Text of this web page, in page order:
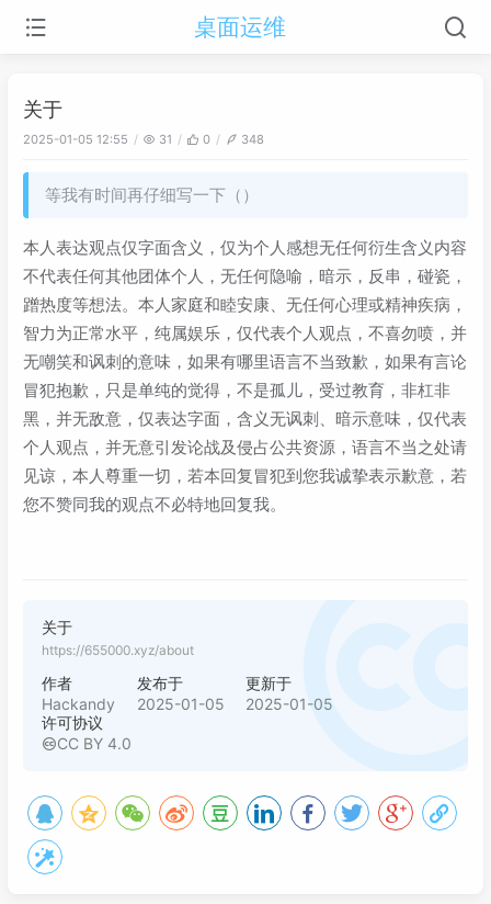
桌面运维
关于
2025-01-05 12:55 31 0 348
等我有时间再仔细写一下（）
本人表达观点仅字面含义，仅为个人感想无任何衍生含义内容
不代表任何其他团体个人，无任何隐喻，暗示，反串，碰瓷，
蹭热度等想法。本人家庭和睦安康、无任何心理或精神疾病，
智力为正常水平，纯属娱乐，仅代表个人观点，不喜勿喷，并
无嘲笑和讽刺的意味，如果有哪里语言不当致歉，如果有言论
冒犯抱歉，只是单纯的觉得，不是孤儿，受过教育，非杠非
黑，并无敌意，仅表达字面，含义无讽刺、暗示意味，仅代表
个人观点，并无意引发论战及侵占公共资源，语言不当之处请
见谅，本人尊重一切，若本回复冒犯到您我诚挚表示歉意，若
您不赞同我的观点不必特地回复我。 ​
关于
https://655000.xyz/about
作者
Hackandy
发布于
2025-01-05
更新于
2025-01-05
许可协议
CC BY 4.0